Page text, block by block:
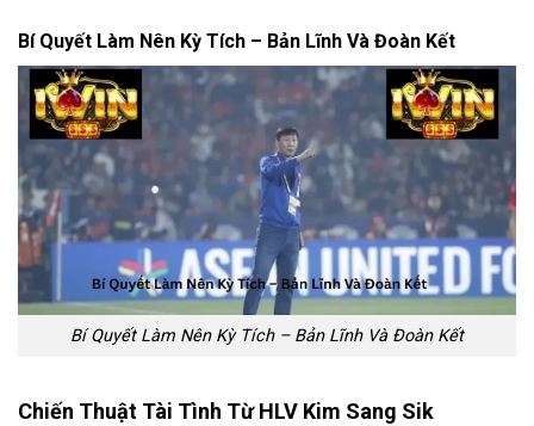
Bí Quyết Làm Nên Kỳ Tích – Bản Lĩnh Và Đoàn Kết
Bí Quyết Làm Nên Kỳ Tích – Bản Lĩnh Và Đoàn Kết
Chiến Thuật Tài Tình Từ HLV Kim Sang Sik